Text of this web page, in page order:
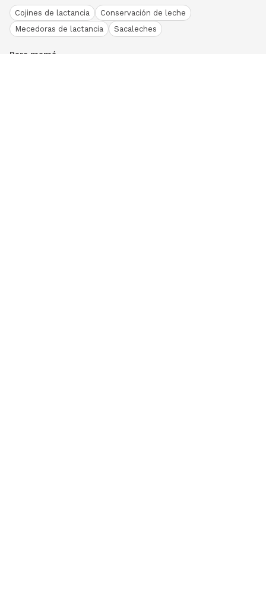
Cojines de lactancia
Conservación de leche
Mecedoras de lactancia
Sacaleches
Para mamá